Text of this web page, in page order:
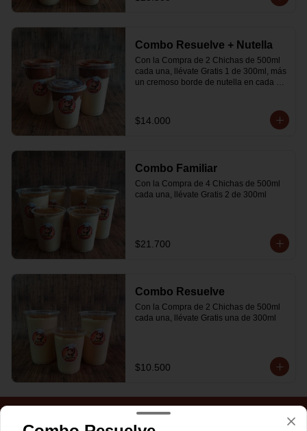
Combo Resuelve + Nutella
Con la Compra de 2 Chichas de 500ml
cada una, llévate Gratis 1 de 300ml, más
un cremoso borde de nutella en cada
$14.000
Combo Familiar
Con la Compra de 4 Chichas de 500ml
cada una, llévate Gratis 2 de 300ml
$21.700
Combo Resuelve
Con la Compra de 2 Chichas de 500ml
cada una, llévate Gratis una de 300ml
$10.500